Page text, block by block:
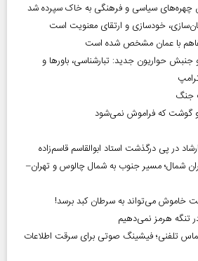
چهره‌های سیاسی و فرهنگی به خاک سپرده شد
خودسازی و ارتقای معنویت است
با عمان مشخص شده است
جنبش حواریون جدید: تبارشناسی، باور‌ها و
جنگ
و گوشت که فراموش نمی‌شود
در پی درگذشت استاد ابوالقاسم قاسم‌زاده
شمال؛ مسیر جنوب به شمال چالوس و تهران–
خاموش می‌تواند به سرطان کبد برسد!
تنگه هرمز نمی‌دهیم
تلفنی؛ فیشینگ صوتی برای سرقت اطلاعات